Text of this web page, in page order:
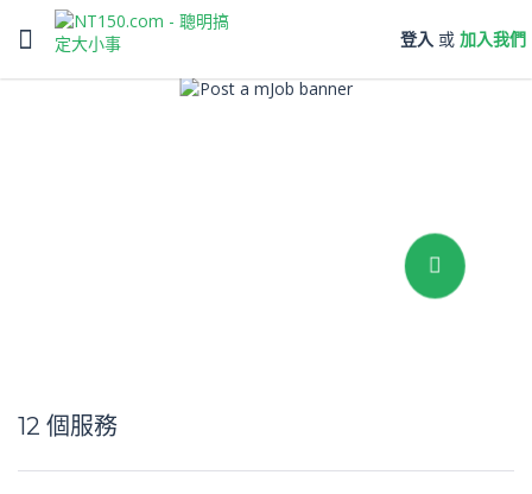
Toggle
navigation
登入 或 加入我們
12 個服務